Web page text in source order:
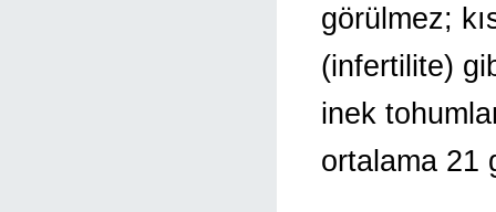
görülmez;
(infertilite)
inek
ortalama 21